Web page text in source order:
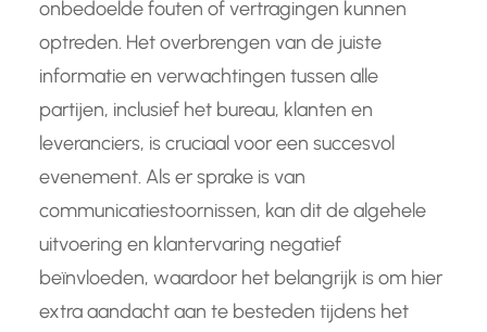
onbedoelde fouten of vertragingen kunnen
optreden. Het overbrengen van de juiste
informatie en verwachtingen tussen alle
partijen, inclusief het bureau, klanten en
leveranciers, is cruciaal voor een succesvol
evenement. Als er sprake is van
communicatiestoornissen, kan dit de algehele
uitvoering en klantervaring negatief
beïnvloeden, waardoor het belangrijk is om hier
extra aandacht aan te besteden tijdens het